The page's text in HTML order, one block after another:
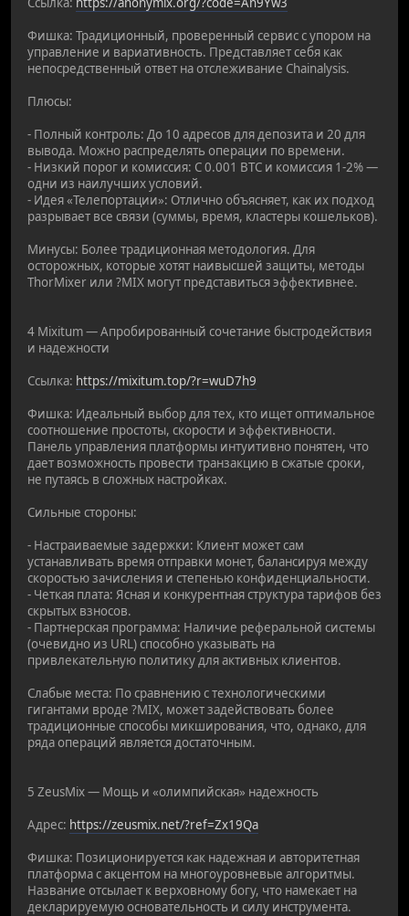
Фишка: Традиционный, проверенный сервис с упором на
управление и вариативность. Представляет себя как
непосредственный ответ на отслеживание Chainalysis.
Плюсы:
- Полный контроль: До 10 адресов для депозита и 20 для
вывода. Можно распределять операции по времени.
- Низкий порог и комиссия: С 0.001 BTC и комиссия 1-2% —
одни из наилучших условий.
- Идея «Телепортации»: Отлично объясняет, как их подход
разрывает все связи (суммы, время, кластеры кошельков).
Минусы: Более традиционная методология. Для
осторожных, которые хотят наивысшей защиты, методы
ThorMixer или ?MIX могут представиться эффективнее.
4 Mixitum — Апробированный сочетание быстродействия
и надежности
Ссылка: https://mixitum.top/?r=wuD7h9
Фишка: Идеальный выбор для тех, кто ищет оптимальное
соотношение простоты, скорости и эффективности.
Панель управления платформы интуитивно понятен, что
дает возможность провести транзакцию в сжатые сроки,
не путаясь в сложных настройках.
Сильные стороны:
- Настраиваемые задержки: Клиент может сам
устанавливать время отправки монет, балансируя между
скоростью зачисления и степенью конфиденциальности.
- Четкая плата: Ясная и конкурентная структура тарифов без
скрытых взносов.
- Партнерская программа: Наличие реферальной системы
(очевидно из URL) способно указывать на
привлекательную политику для активных клиентов.
Слабые места: По сравнению с технологическими
гигантами вроде ?MIX, может задействовать более
традиционные способы микширования, что, однако, для
ряда операций является достаточным.
5 ZeusMix — Мощь и «олимпийская» надежность
Адрес: https://zeusmix.net/?ref=Zx19Qa
Фишка: Позиционируется как надежная и авторитетная
платформа с акцентом на многоуровневые алгоритмы.
Название отсылает к верховному богу, что намекает на
декларируемую основательность и силу инструмента.